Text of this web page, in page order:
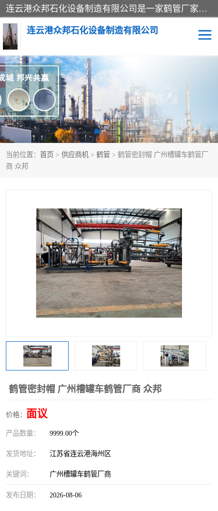
连云港众邦石化设备制造有限公司是一家鹤管厂家主营：鹤管、装车鹤管等，是致力于石油、石化等流体装卸设备(主要产品如鹤管、输油臂、脱缆钩等)的咨询、设计、制造、检测、安装指导、系统调试、维修维护等业务的公司。
连云港众邦石化设备制造有限公司
当前位置： 首页 > 供应商机 > 鹤管 > 鹤管密封帽 广州槽罐车鹤管厂
商 众邦
鹤管密封帽 广州槽罐车鹤管厂商 众邦
价格： 面议
产品数量： 9999.00个
发货地址： 江苏省连云港海州区
关键词： 广州槽罐车鹤管厂商
发布日期： 2026-08-06
鹤管 顶部装卸鹤管
底部装卸鹤管 LNG低温鹤管
液氨鹤管 液化气鹤管
鹤管配件 活动梯栈台